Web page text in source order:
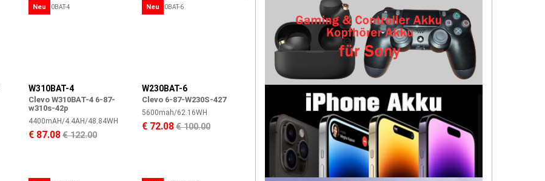
Neu
W310BAT-4
Clevo W310BAT-4 6-87-
w310s-42p
4400mAH/4.4AH/48.84WH
€ 87.08€ 122.00
Neu
W230BAT-6
Clevo 6-87-W230S-427
5600mah/62.16WH
€ 72.08€ 100.00